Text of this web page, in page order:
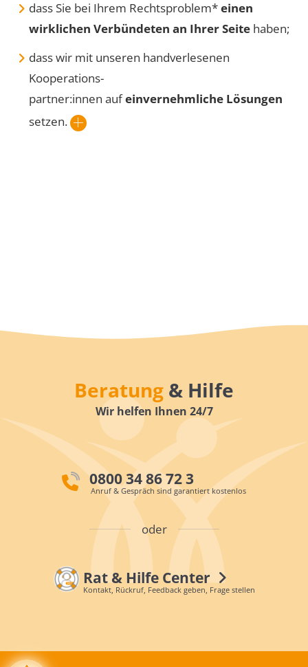
dass Sie bei Ihrem Rechtsproblem*einen
wirklichen Verbündeten an Ihrer Seite haben;
dass wir mit unseren handverlesenen
Kooperations-
partner:innen aufeinvernehmliche Lösungen
setzen.
Beratung & Hilfe
Wir helfen Ihnen 24/7
0800 34 86 72 3
Anruf & Gespräch sind garantiert kostenlos
oder
Rat & Hilfe Center
Kontakt, Rückruf, Feedback geben, Frage stellen